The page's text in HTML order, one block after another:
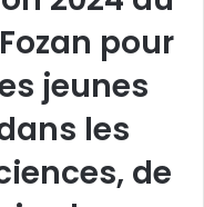
pour
jeunes
les
de